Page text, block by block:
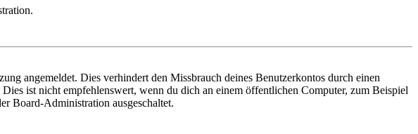
angemeldet. Dies verhindert den Missbrauch deines Benutzerkontos durch einen
ist nicht empfehlenswert, wenn du dich an einem öffentlichen Computer, zum Beispiel
Board-Administration ausgeschaltet.